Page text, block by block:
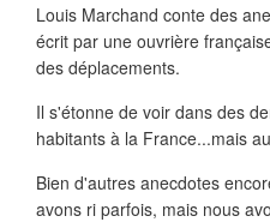
Louis Marchand conte des
écrit par une ouvrière
des déplacements.
Il s'étonne de voir dans des
habitants à la France...mais
Bien d'autres anecdotes
avons ri parfois, mais nous